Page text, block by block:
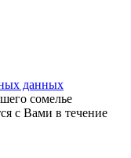
данных
сомелье
с Вами в течение